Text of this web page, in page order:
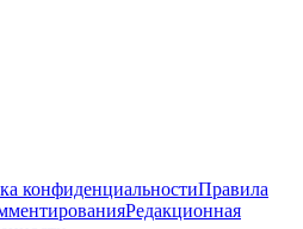
конфиденциальностиПравила
Редакционная